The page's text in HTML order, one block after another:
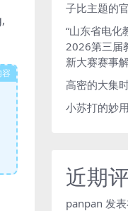
子比主题的
“山东省电化
2026第三届
新大赛赛事
高密的大集
小苏打的妙
近期
panpan 发